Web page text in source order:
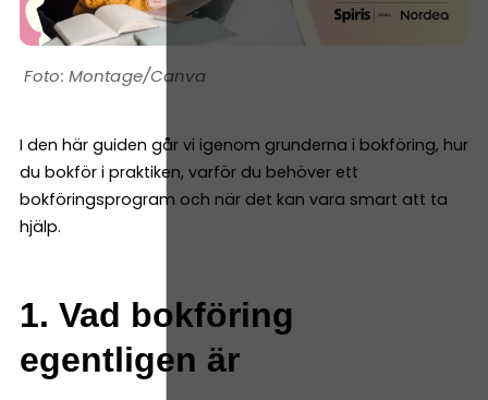
Montage/Canva
I den här guiden går vi igenom grunderna i bokföring, hur
du bokför i praktiken, varför du behöver ett
bokföringsprogram och när det kan vara smart att ta
hjälp.
1. Vad bokföring
egentligen är